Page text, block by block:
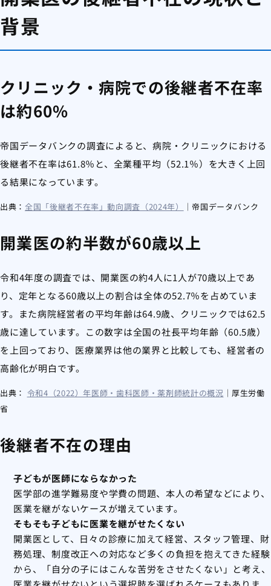
背景
クリニック・病院での後継者不在率
は約60%
帝国データバンクの調査によると、病院・クリニックにおける
後継者不在率は61.8％と、全業種平均（52.1％）を大きく上回
る結果になっています。
出典： 全国「後継者不在率」動向調査（2024年） ｜帝国データバンク
開業医の約半数が60歳以上
令和4年度の調査では、開業医の約4人に1人が70歳以上であ
り、定年となる60歳以上の割合は全体の52.7％を占めていま
す。また病院経営者の平均年齢は64.9歳、クリニックでは62.5
歳に達しています。この数字は全国の社長平均年齢（60.5歳）
を上回っており、医療業界は他の業界と比較しても、経営者の
高齢化が明白です。
出典： 令和4（2022）年医師・歯科医師・薬剤師統計の概況 ｜厚生労働
省
後継者不在の理由
子どもが医師にならなかった
医学部の進学難易度や学費の問題、本人の希望などにより、
医業を継がないケースが増えています。
そもそも子どもに医業を継がせたくない
開業医として、日々の診療に加えて経営、スタッフ管理、財
務処理、制度改正への対応など多くの負担を抱えてきた経験
から、「自分の子にはこんな苦労をさせたくない」と考え、